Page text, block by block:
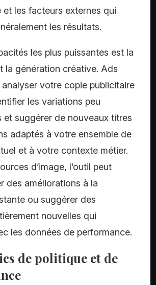
et les facteurs externes qui
les résultats.
les plus puissantes est la
la génération créative. Ads
votre copie publicitaire
les variations peu
et suggérer de nouveaux titres
adaptés à votre ensemble de
et à votre contexte métier.
d’image, l’outil peut
des améliorations à la
ou suggérer des
nouvelles qui
les données de performance.
de politique et de